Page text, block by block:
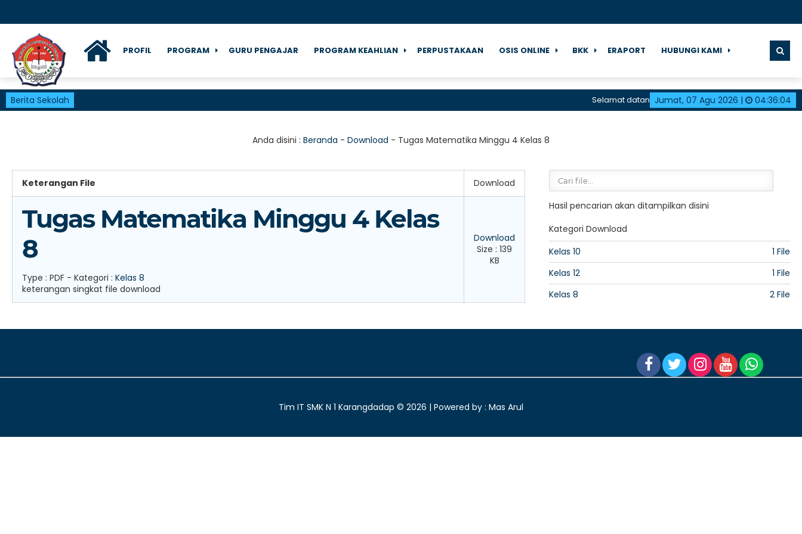
PROFIL PROGRAM GURU PENGAJAR PROGRAM KEAHLIAN PERPUSTAKAAN OSIS ONLINE BKK ERAPORT HUBUNGI KAMI
Berita Sekolah Jumat, 07 Agu 2026 | 04:36:04
Selamat datang di halaman resmi SMK Negeri 1
Anda disini : Beranda - Download - Tugas Matematika Minggu 4 Kelas 8
Keterangan File Download
Tugas Matematika Minggu 4 Kelas
8
Type : PDF - Kategori : Kelas 8
keterangan singkat file download
Download
Size : 139
KB
Hasil pencarian akan ditampilkan disini
Kategori Download
Kelas 10
1 File
Kelas 12
1 File
Kelas 8
2 File
Tim IT SMK N 1 Karangdadap © 2026 | Powered by : Mas Arul